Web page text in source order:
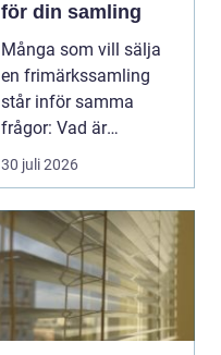
för din samling
Många som vill sälja
en frimärkssamling
står inför samma
frågor: Vad är
samlingen värd? Var
vänder m...
30 juli 2026